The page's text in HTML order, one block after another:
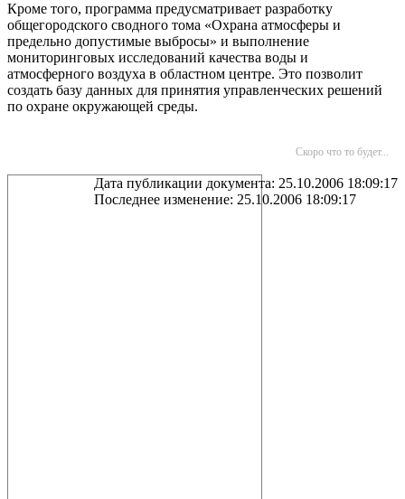
Кроме того, программа предусматривает разработку
общегородского сводного тома «Охрана атмосферы и
предельно допустимые выбросы» и выполнение
мониторинговых исследований качества воды и
атмосферного воздуха в областном центре. Это позволит
создать базу данных для принятия управленческих решений
по охране окружающей среды.
Скоро что то будет...
Дата публикации документа: 25.10.2006 18:09:17
Последнее изменение: 25.10.2006 18:09:17